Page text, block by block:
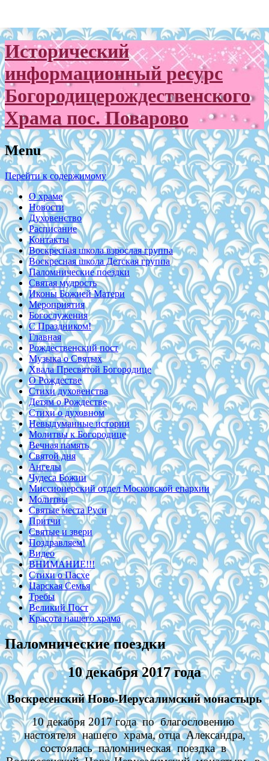
Исторический
информационный ресурс
Богородицерождественского
Храма пос. Поварово
Menu
Перейти к содержимому
О храме
Новости
Духовенство
Расписание
Контакты
Воскресная школа взрослая группа
Воскресная школа Детская группа
Паломнические поездки
Святая мудрость
Иконы Божией Матери
Мероприятия
Богослужения
С Праздником!
Главная
Рождественский пост
Музыка о Святых
Хвала Пресвятой Богородице
О Рождестве
Стихи духовенства
Детям о Рождестве
Стихи о духовном
Невыдуманные истории
Молитвы к Богородице
Вечная память
Святой дня
Ангелы
Чудеса Божии
Миссионерский отдел Московской епархии
Молитвы
Святые места Руси
Притчи
Святые и звери
Поздравляем!
Видео
ВНИМАНИЕ!!!
Стихи о Пасхе
Царская Семья
Требы
Великий Пост
Красота нашего храма
Паломнические поездки
10 декабря 2017 года
Воскресенский Ново-Иерусалимский монастырь
10 декабря 2017 года по благословению
настоятеля нашего храма, отца Александра,
состоялась паломническая поездка в